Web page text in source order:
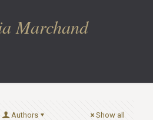
Marchand
Authors Show all